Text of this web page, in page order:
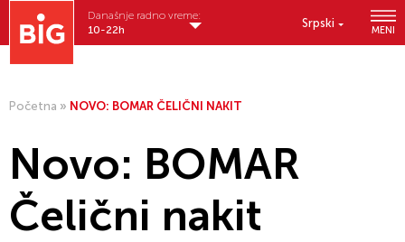
Srpski
MENI
Današnje radno vreme:
10-22h
Početna » NOVO: BOMAR ČELIČNI NAKIT
Novo: BOMAR
Čelični nakit